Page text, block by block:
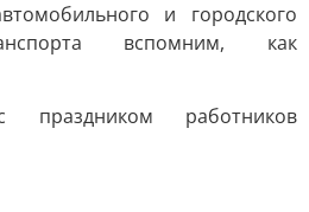
и городского
вспомним, как
работников